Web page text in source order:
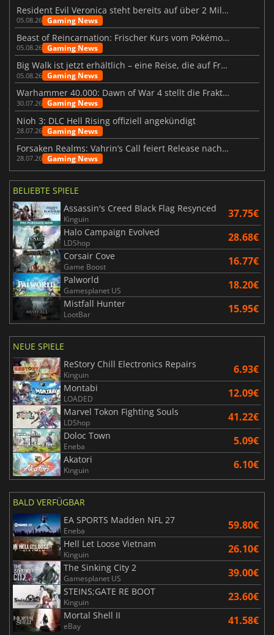
Resident Evil Veronica steht bereits auf über 2 Millionen Wunschlisten
05.08.26 Gaming News
Beast of Reincarnation: Frischer Kurs vom Pokémon-Studio
05.08.26 Gaming News
Big Walk ist jetzt erhältlich – eine Reise, die auf Freundschaft basiert
05.08.26 Gaming News
Warhammer 40.000: Dawn of War 4 stellt die Fraktion der Necrons vor
30.07.26 Gaming News
Nioh 3: DLC Hell Rising offiziell angekündigt
28.07.26 Gaming News
Forsaken Realms: Vahrin’s Call feiert Release nach 10 Jahren
28.07.26 Gaming News
BELIEBTE SPIELE
Assassin's Creed Black Flag Resynced
Kinguin 37.75€
Halo Campaign Evolved
LDShop 28.68€
Corsair Cove
Game Boost 16.77€
Palworld
Gamesplanet US 18.20€
Mistfall Hunter
LootBar 15.95€
NEUE SPIELE
ReStory Chill Electronics Repairs
Kinguin 6.93€
Montabi
LOADED 12.09€
Marvel Tokon Fighting Souls
LDShop 41.22€
Doloc Town
Eneba 5.09€
Akatori
Kinguin 6.10€
BALD VERFÜGBAR
EA SPORTS Madden NFL 27
Eneba 59.80€
Hell Let Loose Vietnam
Kinguin 26.10€
The Sinking City 2
Gamesplanet US 39.00€
STEINS;GATE RE BOOT
Kinguin 23.60€
Mortal Shell II
eBay 41.58€